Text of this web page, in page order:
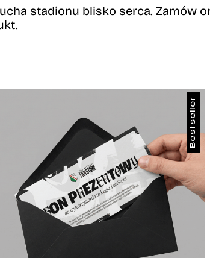
stadionu blisko serca. Zamów
Bestseller